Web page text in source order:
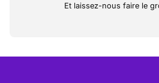
Et laissez-nous faire le